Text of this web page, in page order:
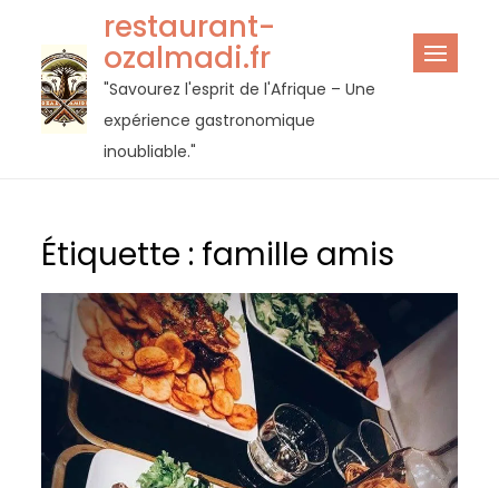
contenu
restaurant-
ozalmadi.fr
"Savourez l'esprit de l'Afrique – Une
expérience gastronomique
inoubliable."
Étiquette : famille amis